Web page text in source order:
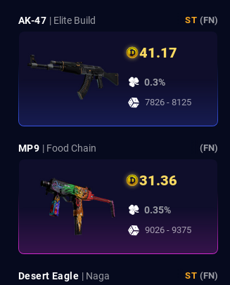
AK-47 | Elite Build ST (FN)
41.17
0.3%
7826 - 8125
MP9 | Food Chain (FN)
31.36
0.35%
9026 - 9375
Desert Eagle | Naga ST (FN)